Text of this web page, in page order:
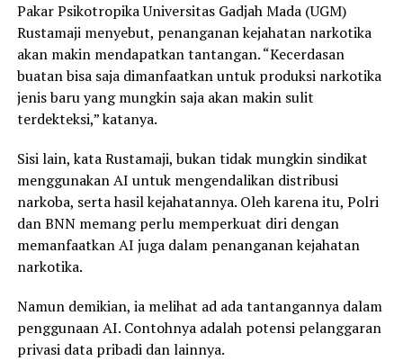
Pakar Psikotropika Universitas Gadjah Mada (UGM)
Rustamaji menyebut, penanganan kejahatan narkotika
akan makin mendapatkan tantangan. “Kecerdasan
buatan bisa saja dimanfaatkan untuk produksi narkotika
jenis baru yang mungkin saja akan makin sulit
terdekteksi,” katanya.
Sisi lain, kata Rustamaji, bukan tidak mungkin sindikat
menggunakan AI untuk mengendalikan distribusi
narkoba, serta hasil kejahatannya. Oleh karena itu, Polri
dan BNN memang perlu memperkuat diri dengan
memanfaatkan AI juga dalam penanganan kejahatan
narkotika.
Namun demikian, ia melihat ad ada tantangannya dalam
penggunaan AI. Contohnya adalah potensi pelanggaran
privasi data pribadi dan lainnya.